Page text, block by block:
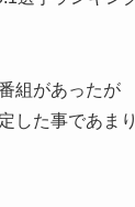
組があったが
した事であま